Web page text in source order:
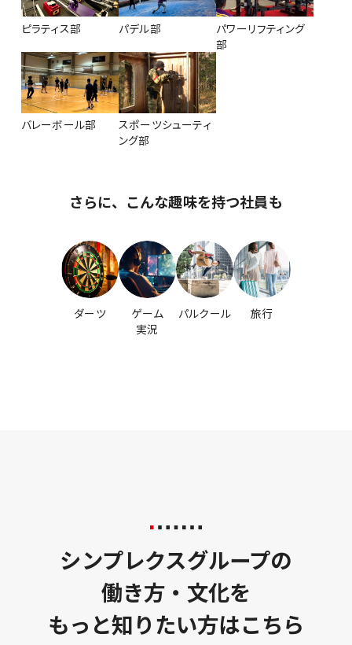
ピラティス部 パデル部
パワーリフティング
部
バレーボール部
スポーツシューティ
ング部
さらに、こんな趣味を持つ社員も
ダーツ
ゲーム
実況
パルクール 旅行
シンプレクスグループの
働き方・文化を
もっと知りたい方はこちら